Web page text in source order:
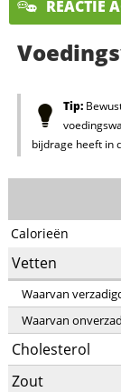
REACTIE
Tip:
bijdrage heeft in
Calorieën
Vetten
Waarvan
Waarvan
Cholesterol
Zout